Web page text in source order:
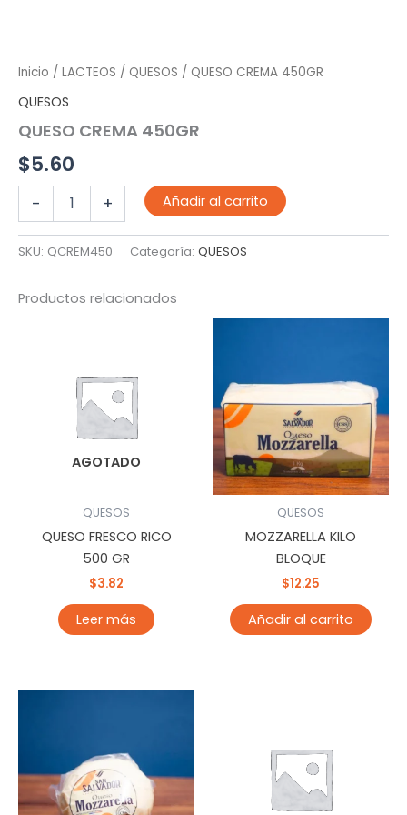
Inicio / LACTEOS / QUESOS / QUESO CREMA 450GR
QUESOS
QUESO CREMA 450GR
$5.60
-
cantidad
+ Añadir al carrito
SKU: QCREM450 Categoría: QUESOS
Productos relacionados
AGOTADO
QUESOS
QUESO FRESCO RICO
500 GR
$3.82
Leer más
QUESOS
MOZZARELLA KILO
BLOQUE
$12.25
Añadir al carrito